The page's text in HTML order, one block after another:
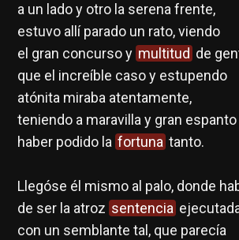
a un lado y otro la serena frente,
estuvo allí parado un rato, viendo
el gran concurso y multitud de
que el increíble caso y estupendo
atónita miraba atentamente,
teniendo a maravilla y gran espanto
haber podido la fortuna tanto.
Llegóse él mismo al palo, donde
de ser la atroz sentencia
con un semblante tal, que parecía